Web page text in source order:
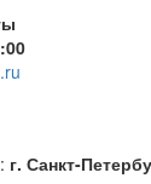
г. Санкт-